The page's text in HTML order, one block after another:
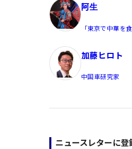
阿生
「東京で中華を食
加藤ヒロト
中国車研究家
ニュースレターに登